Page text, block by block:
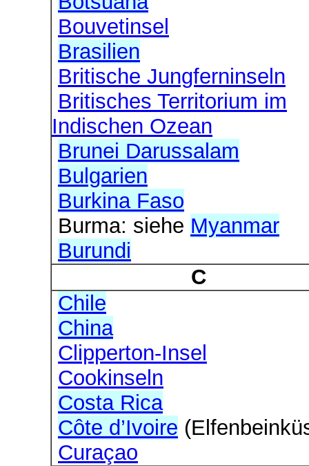
Bouvetinsel
Brasilien
Britische Jungferninseln
Britisches Territorium im
Indischen Ozean
Brunei Darussalam
Bulgarien
Burkina Faso
Burma: siehe Myanmar
Burundi
C
Chile
China
Clipperton-Insel
Cookinseln
Costa Rica
Côte d’Ivoire
Curaçao